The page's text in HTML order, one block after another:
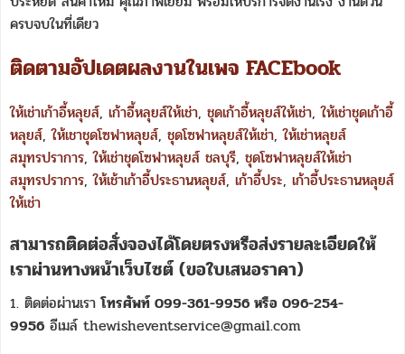
ครบจบในที่เดียว
ติดตามอัปเดตผลงานในเพจ FACEbook
ให้เช่าเก้าอี้หลุยส์, เก้าอี้หลุยส์ให้เช่า, ชุดเก้าอี้หลุยส์ให้เช่า, ให้เช่าชุดเก้าอี้
หลุยส์, ให้เชาชุดโซฟาหลุยส์, ชุดโซฟาหลุยส์ให้เช่า, ให้เช่าหลุยส์
สมุทรปราการ, ให้เช่าชุดโซฟาหลุยส์ ชลบุรี, ชุดโซฟาหลุยส์ให้เช่า
สมุทรปราการ, ให้เช้าเก้าอี้ประธานหลุยส์, เก้าอี้ประ, เก้าอี้ประธานหลุยส์
ให้เช่า
สามารถติดต่อสั่งจองได้โดยตรงหรือส่งรายละเอียดให้
เราผ่านทางหน้าเว็บไซต์ (ขอใบเสนอราคา)
1. ติดต่อผ่านเราโทรศัพท์ 099-361-9956 หรือ 096-254-
9956 อีเมล์ thewisheventservice@gmail.com